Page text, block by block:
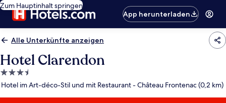
Zum Hauptinhalt springen
App herunterladen
Alle Unterkünfte anzeigen
Hotel Clarendon
3.5-
Sterne-
Hotel im Art-déco-Stil und mit Restaurant - Château Frontenac (0,2 km)